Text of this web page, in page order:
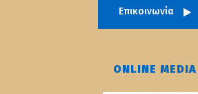
Επικοινωνία
ONLINE MEDIA